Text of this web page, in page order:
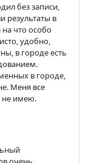
без записи,
результаты в
что особо
удобно,
в городе есть
в городе,
Меня все
не имею.